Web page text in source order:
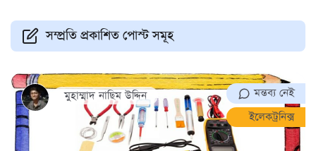
সম্প্রতি প্রকাশিত পোস্ট সমূহ
মুহাম্মাদ নাছিম উদ্দিন
মন্তব্য নেই
ইলেকট্রনিক্স